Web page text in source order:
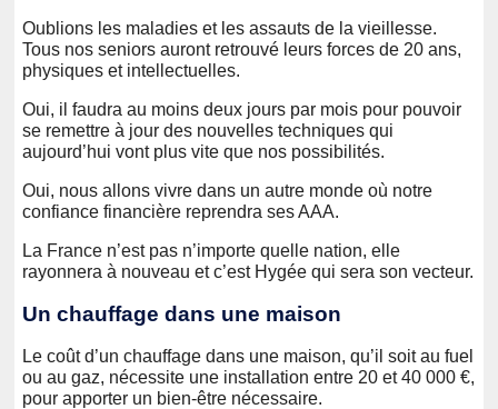
Oublions les maladies et les assauts de la vieillesse.
Tous nos seniors auront retrouvé leurs forces de 20 ans,
physiques et intellectuelles.
Oui, il faudra au moins deux jours par mois pour pouvoir
se remettre à jour des nouvelles techniques qui
aujourd’hui vont plus vite que nos possibilités.
Oui, nous allons vivre dans un autre monde où notre
confiance financière reprendra ses AAA.
La France n’est pas n’importe quelle nation, elle
rayonnera à nouveau et c’est Hygée qui sera son vecteur.
Un chauffage dans une maison
Le coût d’un chauffage dans une maison, qu’il soit au fuel
ou au gaz, nécessite une installation entre 20 et 40 000 €,
pour apporter un bien-être nécessaire.